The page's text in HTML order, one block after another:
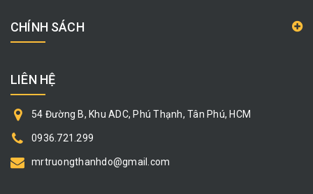
CHÍNH SÁCH
LIÊN HỆ
54 Đường B, Khu ADC, Phú Thạnh, Tân Phú, HCM
0936.721.299
mrtruongthanhdo@gmail.com